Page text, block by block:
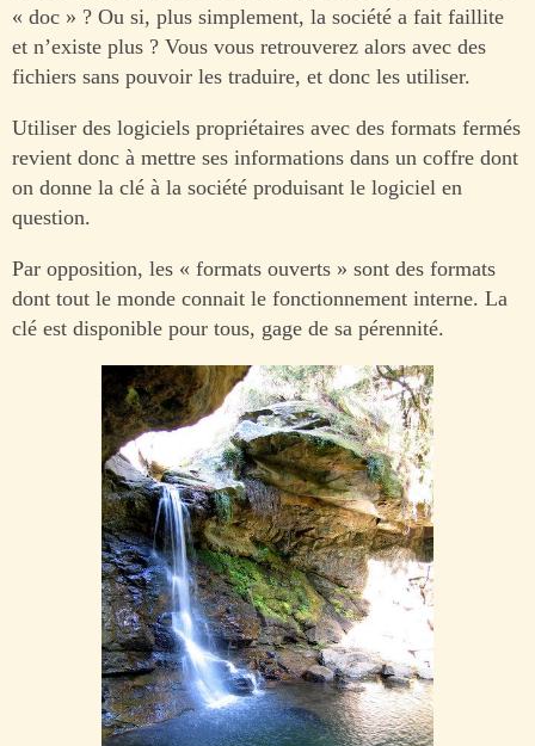
« doc » ? Ou si, plus simplement, la société a fait faillite
et n’existe plus ? Vous vous retrouverez alors avec des
fichiers sans pouvoir les traduire, et donc les utiliser.
Utiliser des logiciels propriétaires avec des formats fermés
revient donc à mettre ses informations dans un coffre dont
on donne la clé à la société produisant le logiciel en
question.
Par opposition, les « formats ouverts » sont des formats
dont tout le monde connait le fonctionnement interne. La
clé est disponible pour tous, gage de sa pérennité.